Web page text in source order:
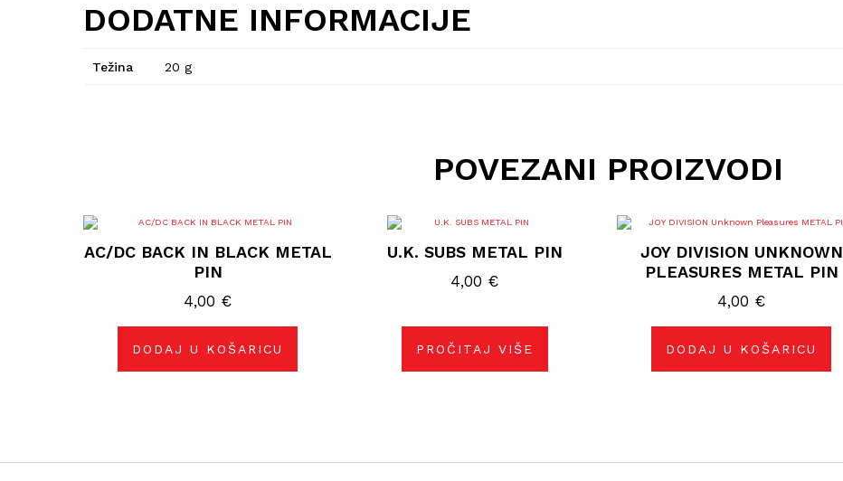
DODATNE INFORMACIJE
Težina 20 g
POVEZANI PROIZVODI
AC/DC BACK IN BLACK METAL
PIN
4,00 €
DODAJ U KOŠARICU
U.K. SUBS METAL PIN
4,00 €
PROČITAJ VIŠE
JOY DIVISION UNKNOWN
PLEASURES METAL PIN
4,00 €
DODAJ U KOŠARICU